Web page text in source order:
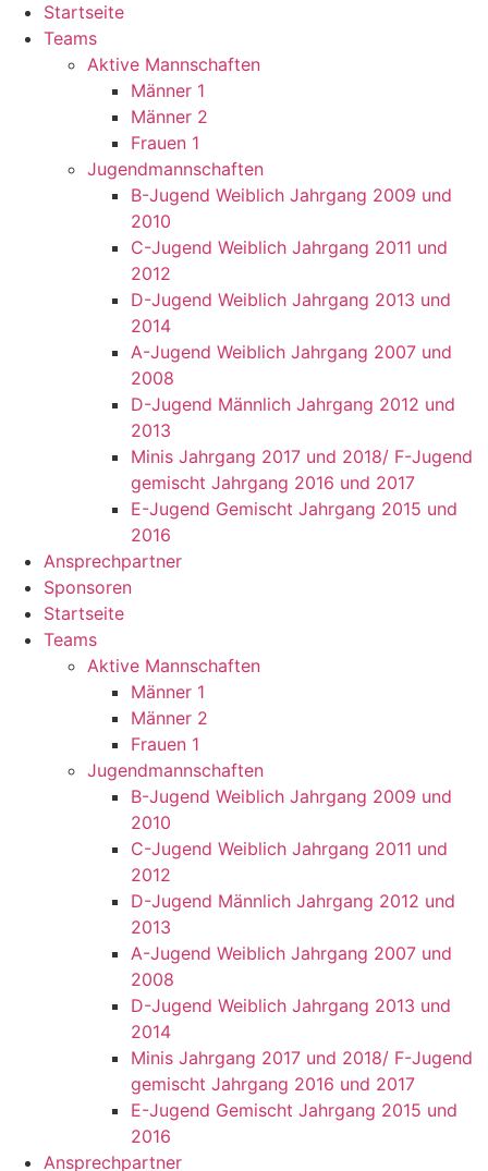
Startseite
Teams
Aktive Mannschaften
Männer 1
Männer 2
Frauen 1
Jugendmannschaften
B-Jugend Weiblich Jahrgang 2009 und
2010
C-Jugend Weiblich Jahrgang 2011 und
2012
D-Jugend Weiblich Jahrgang 2013 und
2014
A-Jugend Weiblich Jahrgang 2007 und
2008
D-Jugend Männlich Jahrgang 2012 und
2013
Minis Jahrgang 2017 und 2018/ F-Jugend
gemischt Jahrgang 2016 und 2017
E-Jugend Gemischt Jahrgang 2015 und
2016
Ansprechpartner
Sponsoren
Startseite
Teams
Aktive Mannschaften
Männer 1
Männer 2
Frauen 1
Jugendmannschaften
B-Jugend Weiblich Jahrgang 2009 und
2010
C-Jugend Weiblich Jahrgang 2011 und
2012
D-Jugend Männlich Jahrgang 2012 und
2013
A-Jugend Weiblich Jahrgang 2007 und
2008
D-Jugend Weiblich Jahrgang 2013 und
2014
Minis Jahrgang 2017 und 2018/ F-Jugend
gemischt Jahrgang 2016 und 2017
E-Jugend Gemischt Jahrgang 2015 und
2016
Ansprechpartner